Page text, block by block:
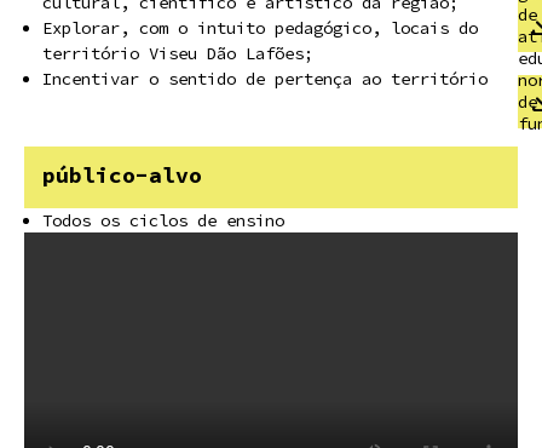
Explorar, com o intuito pedagógico, locais do
território Viseu Dão Lafões;
Incentivar o sentido de pertença ao território
público-alvo
Todos os ciclos de ensino
de
de